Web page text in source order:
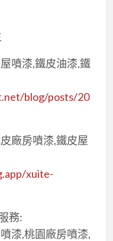
噴漆,鐵皮油漆,鐵
blog/posts/20
廠房噴漆,鐵皮屋
xuite-
務:
漆,桃園廠房噴漆,